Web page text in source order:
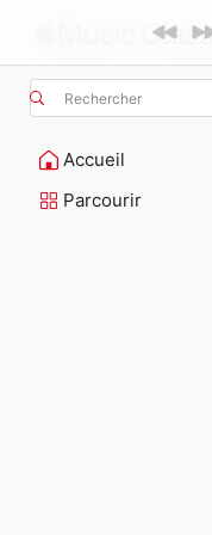
Rechercher
Accueil
Parcourir